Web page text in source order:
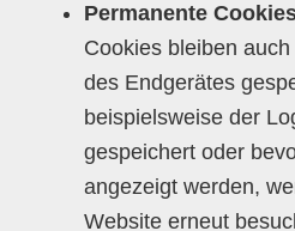
Permanente
Cookies bleiben
des Endgerätes
beispielsweise der
gespeichert oder
angezeigt werden,
Website erneut